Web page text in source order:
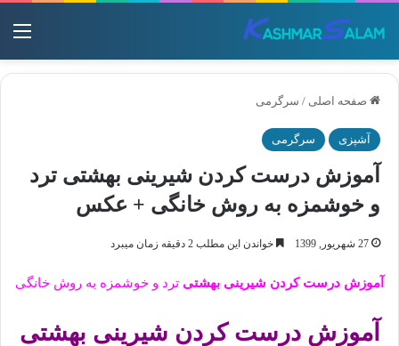
صفحه اصلی / سرگرمی
آشپزی سرگرمی
آموزش درست کردن شیرینی بهشتی ترد
و خوشمزه به روش خانگی + عکس
27 شهریور, 1399 خواندن این مطلب 2 دقیقه زمان میبرد
آموزش درست کردن شیرینی بهشتی ترد و خوشمزه به روش خانگی
آموزش درست کردن شیرینی بهشتی